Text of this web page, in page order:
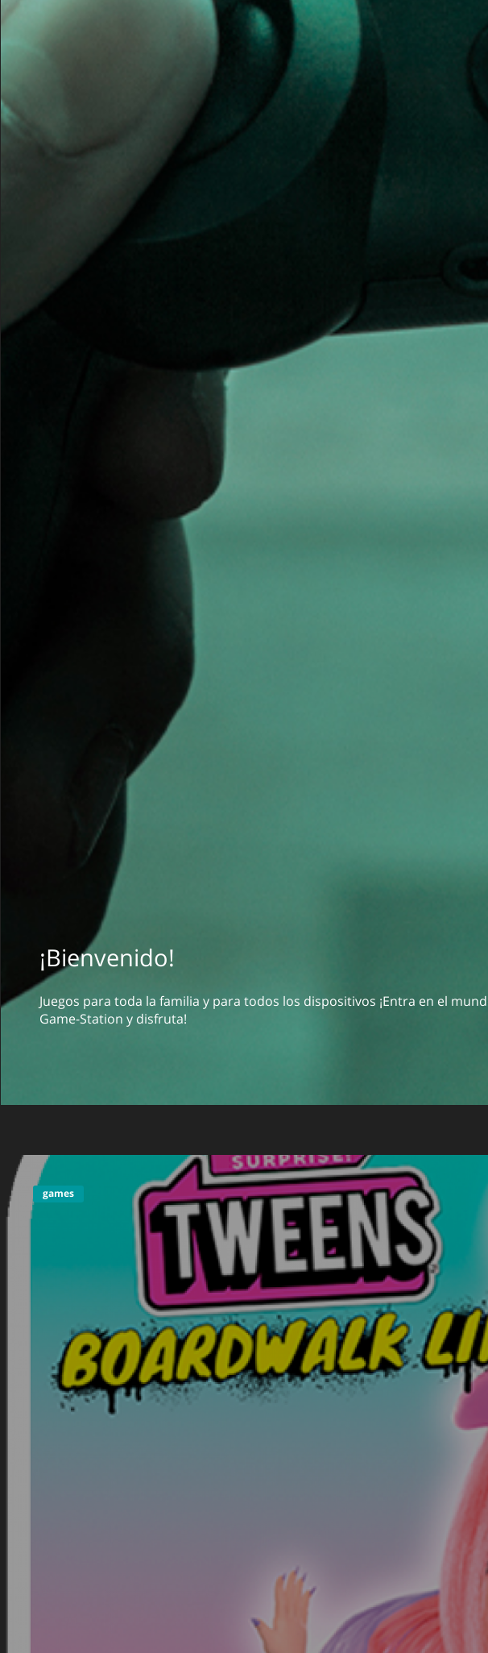
¡Bienvenido!
Juegos para toda la familia y para todos los dispositivos ¡Entra en el
Game-Station y disfruta!
games